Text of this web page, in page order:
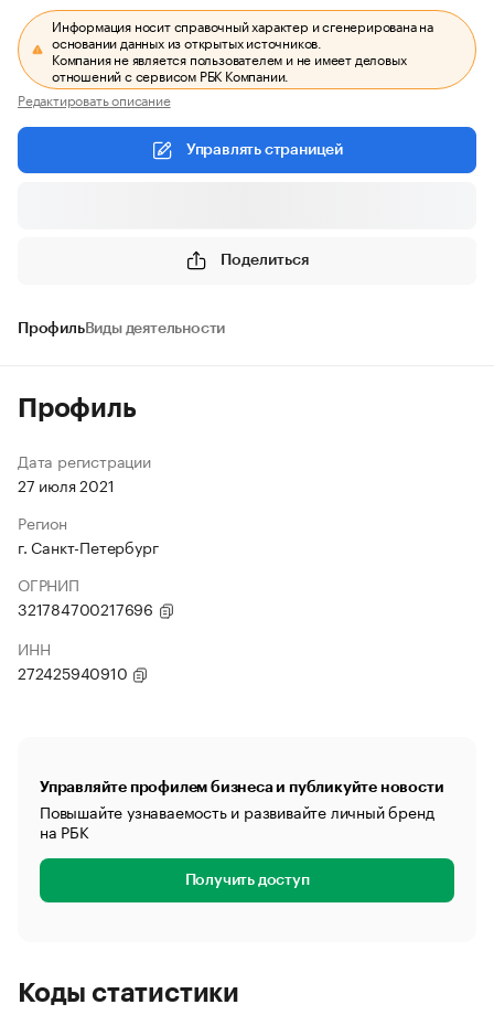
Информация носит справочный характер и сгенерирована на
основании данных из открытых источников.
Компания не является пользователем и не имеет деловых
отношений с сервисом РБК Компании.
Редактировать описание
Управлять страницей
Поделиться
ПрофильВиды деятельности
Профиль
Дата регистрации
27 июля 2021
Регион
г. Санкт-Петербург
ОГРНИП
321784700217696
ИНН
272425940910
Управляйте профилем бизнеса и публикуйте новости
Повышайте узнаваемость и развивайте личный бренд
на РБК
Получить доступ
Коды статистики